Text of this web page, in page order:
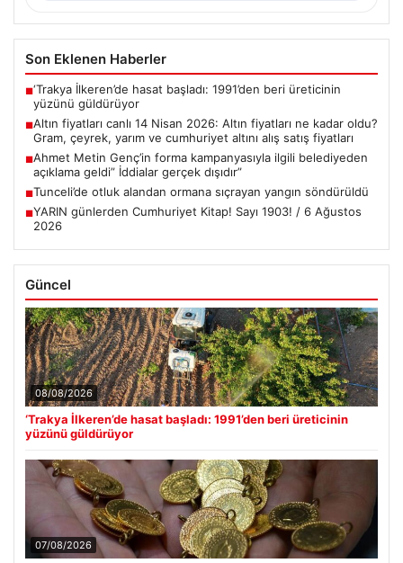
Son Eklenen Haberler
■‘Trakya İlkeren’de hasat başladı: 1991’den beri üreticinin
yüzünü güldürüyor
■Altın fiyatları canlı 14 Nisan 2026: Altın fiyatları ne kadar oldu?
Gram, çeyrek, yarım ve cumhuriyet altını alış satış fiyatları
■Ahmet Metin Genç’in forma kampanyasıyla ilgili belediyeden
açıklama geldi” İddialar gerçek dışıdır”
■Tunceli’de otluk alandan ormana sıçrayan yangın söndürüldü
■YARIN günlerden Cumhuriyet Kitap! Sayı 1903! / 6 Ağustos
2026
Güncel
08/08/2026
‘Trakya İlkeren’de hasat başladı: 1991’den beri üreticinin
yüzünü güldürüyor
07/08/2026